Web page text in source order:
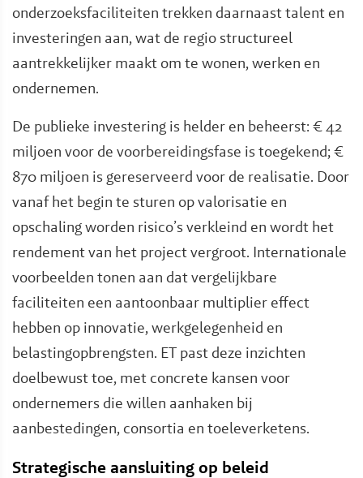
onderzoeksfaciliteiten trekken daarnaast talent en
investeringen aan, wat de regio structureel
aantrekkelijker maakt om te wonen, werken en
ondernemen.
De publieke investering is helder en beheerst: € 42
miljoen voor de voorbereidingsfase is toegekend; €
870 miljoen is gereserveerd voor de realisatie. Door
vanaf het begin te sturen op valorisatie en
opschaling worden risico’s verkleind en wordt het
rendement van het project vergroot. Internationale
voorbeelden tonen aan dat vergelijkbare
faciliteiten een aantoonbaar multiplier effect
hebben op innovatie, werkgelegenheid en
belastingopbrengsten. ET past deze inzichten
doelbewust toe, met concrete kansen voor
ondernemers die willen aanhaken bij
aanbestedingen, consortia en toeleverketens.
Strategische aansluiting op beleid